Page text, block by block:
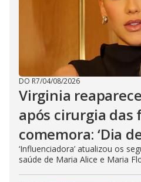
DO R7/04/08/2026
Virginia
após cirurgia das
comemora: ‘Dia
‘Influenciadora’ atualizou os
saúde de Maria Alice e Maria